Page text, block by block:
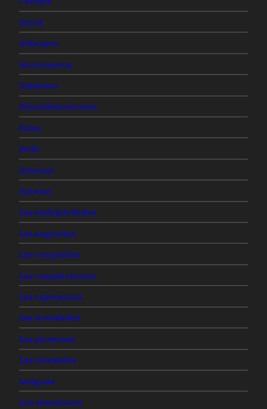
David
Debrayes
Diccionarios
Didáctico
Filosofisticaciones
Fotos
Friki
Internet
Joterías
Las ambigüedades
Las angustias
Las compañías
Las complacencias
Las esperanzas
Las novedades
Las promesas
Las soledades
Lenguas
Los abandonos